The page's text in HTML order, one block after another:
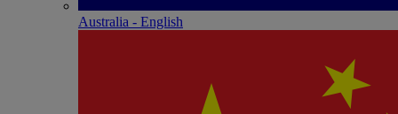
Australia - English